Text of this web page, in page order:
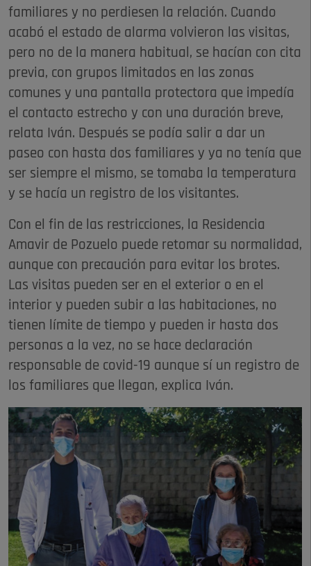
familiares y no perdiesen la relación. Cuando
acabó el estado de alarma volvieron las visitas,
pero no de la manera habitual, se hacían con cita
previa, con grupos limitados en las zonas
comunes y una pantalla protectora que impedía
el contacto estrecho y con una duración breve,
relata Iván. Después se podía salir a dar un
paseo con hasta dos familiares y ya no tenía que
ser siempre el mismo, se tomaba la temperatura
y se hacía un registro de los visitantes.
Con el fin de las restricciones, la Residencia
Amavir de Pozuelo puede retomar su normalidad,
aunque con precaución para evitar los brotes.
Las visitas pueden ser en el exterior o en el
interior y pueden subir a las habitaciones, no
tienen límite de tiempo y pueden ir hasta dos
personas a la vez, no se hace declaración
responsable de covid-19 aunque sí un registro de
los familiares que llegan, explica Iván.